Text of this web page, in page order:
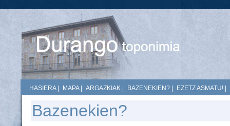
HASIERA| MAPA| ARGAZKIAK BAZENEKIEN? EZETZ ASMATU!
Bazenekien?